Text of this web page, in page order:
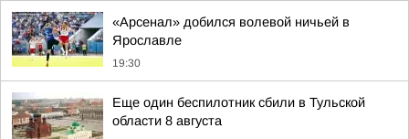
«Арсенал» добился волевой ничьей в
Ярославле
19:30
Еще один беспилотник сбили в Тульской
области 8 августа